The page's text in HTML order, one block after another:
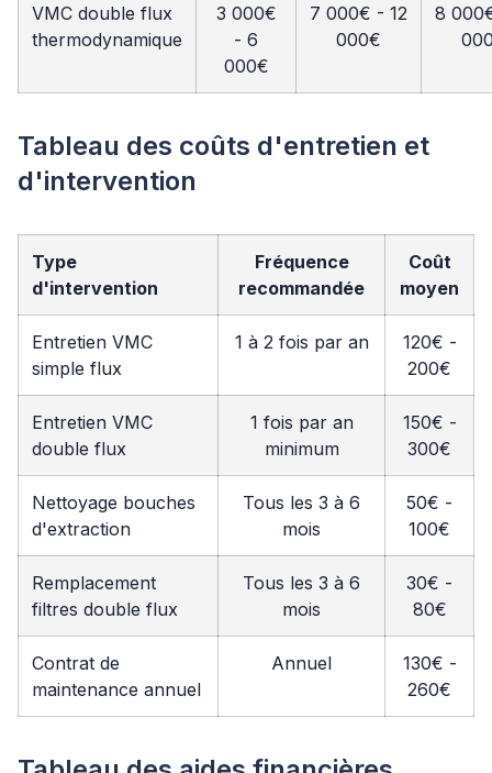
VMC double flux
thermodynamique
3 000€
- 6
000€
7 000€ - 12
000€
8
Tableau des coûts d'entretien et
d'intervention
Type
d'intervention
Fréquence
recommandée
Coût
moyen
Entretien VMC
simple flux
1 à 2 fois par an
120€ -
200€
Entretien VMC
double flux
1 fois par an
minimum
150€ -
300€
Nettoyage bouches
d'extraction
Tous les 3 à 6
mois
50€ -
100€
Remplacement
filtres double flux
Tous les 3 à 6
mois
30€ -
80€
Contrat de
maintenance annuel
Annuel
130€ -
260€